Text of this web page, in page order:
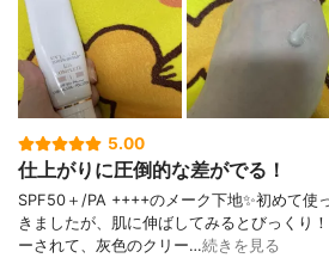
5.00
仕上がりに圧倒的な差がでる！
SPF50＋/PA ++++のメーク下地✨初めて使
きましたが、肌に伸ばしてみるとびっくり
ーされて、灰色のクリー…続きを見る